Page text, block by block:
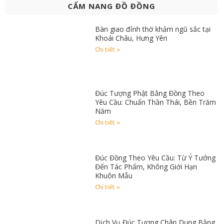
CẨM NANG ĐỒ ĐỒNG
Bàn giao đỉnh thờ khảm ngũ sắc tại
Khoái Châu, Hưng Yên
Chi tiết »
Đúc Tượng Phật Bằng Đồng Theo
Yêu Cầu: Chuẩn Thần Thái, Bền Trăm
Năm
Chi tiết »
Đúc Đồng Theo Yêu Cầu: Từ Ý Tưởng
Đến Tác Phẩm, Không Giới Hạn
Khuôn Mẫu
Chi tiết »